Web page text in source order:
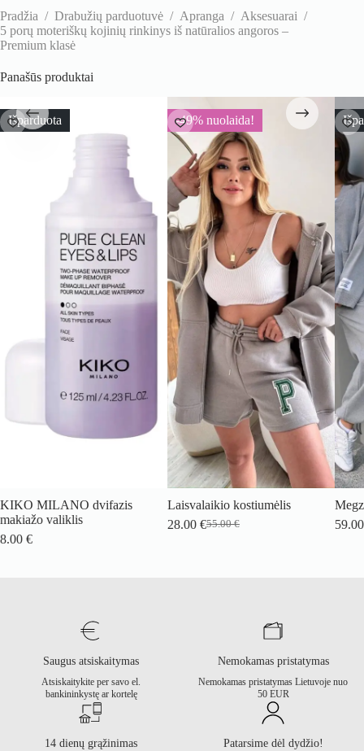
Pradžia / Drabužių parduotuvė / Apranga / Aksesuarai /
5 porų moteriškų kojinių rinkinys iš natūralios angoros –
Premium klasė
Panašūs produktai
Išparduota
KIKO MILANO dvifazis
makiažo valiklis
8.00 €
-49% nuolaida!
Laisvalaikio kostiumėlis
55.00€
Original
28.00€Current
Saugus atsiskaitymas
Atsiskaitykite per savo el.
bankininkystę ar kortelę
Nemokamas pristatymas
Nemokamas pristatymas Lietuvoje nuo
50 EUR
14 dienų grąžinimas Patarsime dėl dydžio!